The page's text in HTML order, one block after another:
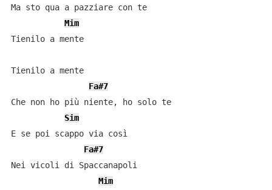
Ma sto qua a pazziare con te
Mim
Tienilo a mente
Tienilo a mente
Fa#7
Che non ho più niente, ho solo te
Sim
E se poi scappo via così
Fa#7
Nei vicoli di Spaccanapoli
Mim